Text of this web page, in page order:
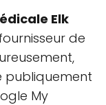
Elk
de
publiquement
My